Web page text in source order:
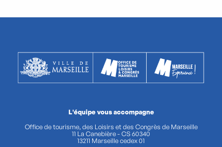
L'équipe vous accompagne
Office de tourisme, des Loisirs et des Congrès de Marseille
11 La Canebière - CS 60340
13211 Marseille cedex 01